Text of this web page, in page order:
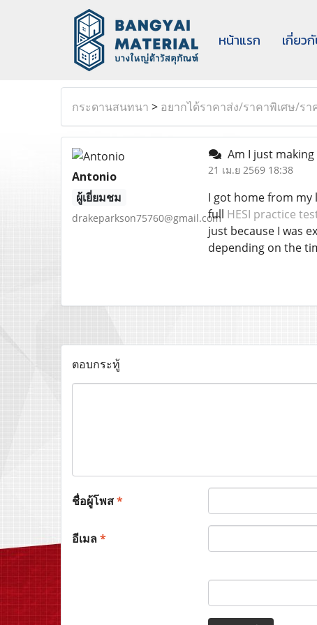
หน้าแรก เกี่ยวกั
กระดานสนทนา > อยากได้ราคาส่ง/ราคาพิเศษ/รา
Antonio
ผู้เยี่ยมชม
drakeparkson75760@gmail.com
Am I just
21 เม.ย 2569 18:38
I got home from my
full HESI practice
just because I was
depending on the
ตอบกระทู้
ชื่อผู้โพส*
อีเมล*